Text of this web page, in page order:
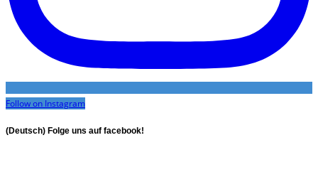
Follow on Instagram
(Deutsch) Folge uns auf facebook!